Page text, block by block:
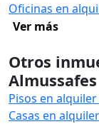
Oficinas en
Ver más
Otros
Almussafes
Pisos en
Casas en